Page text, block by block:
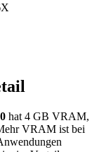
hat 4 GB VRAM,
VRAM ist bei